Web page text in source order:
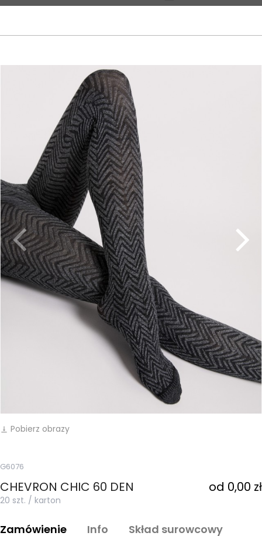
vertical_align_bottom Pobierz obrazy
G6076
CHEVRON CHIC 60 DEN od 0,00 zł
20 szt. / karton
Zamówienie Info Skład surowcowy